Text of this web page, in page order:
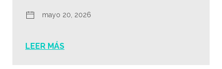
mayo 20, 2026
LEER MÁS